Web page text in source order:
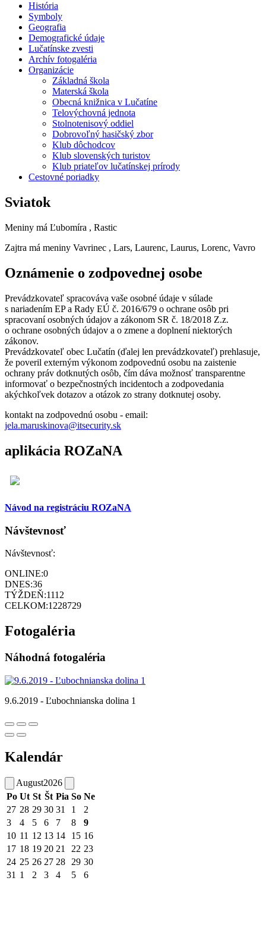
História
Symboly
Geografia
Demografické údaje
Lučatínske zvesti
Archív fotogaléria
Organizácie
Základná škola
Materská škola
Obecná knižnica v Lučatíne
Telovýchovná jednota
Stolnotenisový oddiel
Dobrovoľný hasičský zbor
Klub dôchodcov
Klub slovenských turistov
Klub priateľov lučatínskej prírody
Cestovné poriadky
Sviatok
Meniny má Ľubomíra , Rastic
Zajtra má meniny Vavrinec , Lars, Laurenc, Laurus, Lorenc, Vavro
Oznámenie o zodpovednej osobe
Prevádzkovateľ spracováva vaše osobné údaje v súlade
s nariadením EP a Rady EÚ č. 2016/679 o ochrane osôb pri
spracovaní osobných údajov a zákonom SR č. 18/2018 Z.z.
o ochrane osobných údajov a o zmene a doplnení niektorých
zákonov.
Prevádzkovateľ obec Lučatín (ďalej len prevádzkovateľ) prehlasuje,
že poveril externým výkonom zodpovednú osobu na zaistenie
ochrany práv dotknutých osôb, čím dáva možnosť transparentne
informovať o bezpečnostných incidentoch a zodpovedania
akýchkoľvek dotazov a otázok zo strany dotknutej osoby.
kontakt na zodpovednú osobu - email:
jela.maruskinova@itsecurity.sk
aplikácia ROZaNA
Návod na registráciu ROZaNA
Návštevnosť
Návštevnosť:
ONLINE:0
DNES:36
TÝŽDEŇ:1112
CELKOM:1228729
Fotogaléria
Náhodná fotogaléria
9.6.2019 - Ľubochnianska dolina 1
Kalendár
August2026
Po Ut St Št Pia So Ne
27 28 29 30 31 1
2
3
4 5 6 7 8
9
10 11 12 13 14 15 16
17 18 19 20 21 22 23
24 25 26 27 28 29 30
31 1 2 3 4 5 6